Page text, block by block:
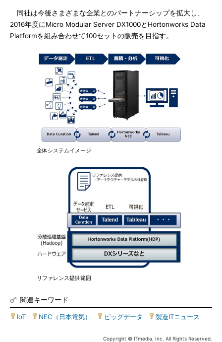
同社は今後さまざまな企業とのパートナーシップを拡大し、
2016年度にMicro Modular Server DX1000とHortonworks Data
Platformを組み合わせて100セットの販売を目指す。
全体システムイメージ
リファレンス提供範囲
関連キーワード
IoT NEC（日本電気） ビッグデータ 製造ITニュース
Copyright © ITmedia, Inc. All Rights Reserved.